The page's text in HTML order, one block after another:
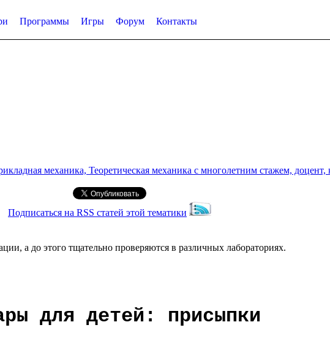
Программы Игры Форум Контакты
механика, Теоретическая механика с многолетним стажем,
Подписаться на RSS статей этой тематики
а до этого тщательно проверяются в различных лабораториях.
для детей: присыпки